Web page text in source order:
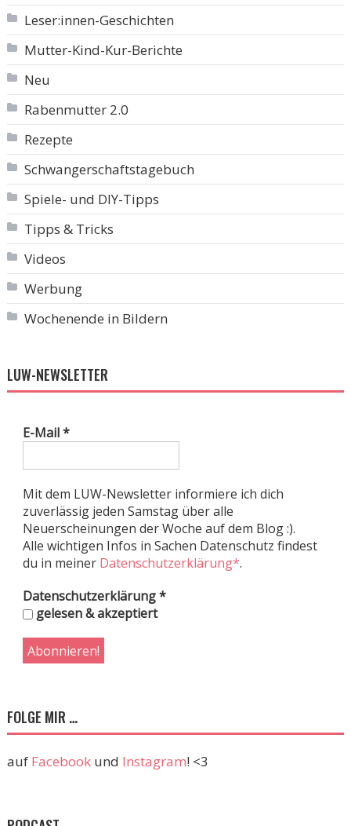
Leser:innen-Geschichten
Mutter-Kind-Kur-Berichte
Neu
Rabenmutter 2.0
Rezepte
Schwangerschaftstagebuch
Spiele- und DIY-Tipps
Tipps & Tricks
Videos
Werbung
Wochenende in Bildern
LUW-NEWSLETTER
E-Mail*
Mit dem LUW-Newsletter informiere ich dich
zuverlässig jeden Samstag über alle
Neuerscheinungen der Woche auf dem Blog :).
Alle wichtigen Infos in Sachen Datenschutz findest
du in meiner Datenschutzerklärung*.
Datenschutzerklärung*
gelesen & akzeptiert
FOLGE MIR …
auf Facebookund Instagram! <3